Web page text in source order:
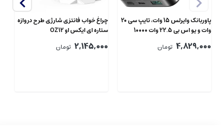
پاوربانک وایرلس 15 وات، تایپ سی 20
وات و یو اس بی 22.5 وات 10000
4,829,000 تومان
چراغ خواب فانتزی شارژی طرح دروازه
ستاره ای ایکس او OZ12
2,145,000 تومان